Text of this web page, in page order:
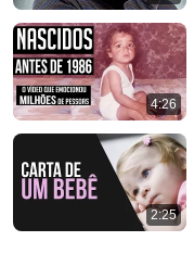
4:26
2:25